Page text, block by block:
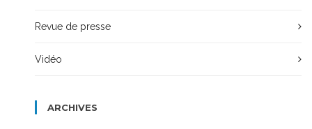
Revue de presse
Vidéo
ARCHIVES